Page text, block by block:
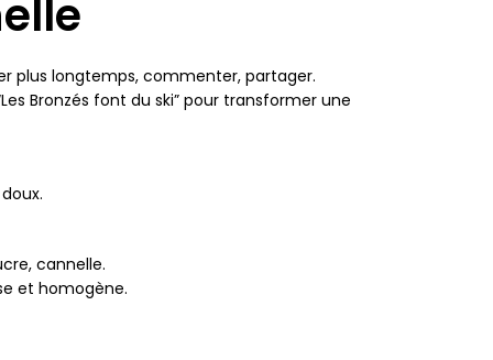
plus longtemps, commenter, partager.
Bronzés font du ski” pour transformer une
cannelle.
et homogène.